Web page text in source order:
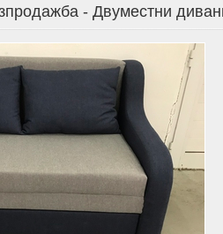
- Двуместни